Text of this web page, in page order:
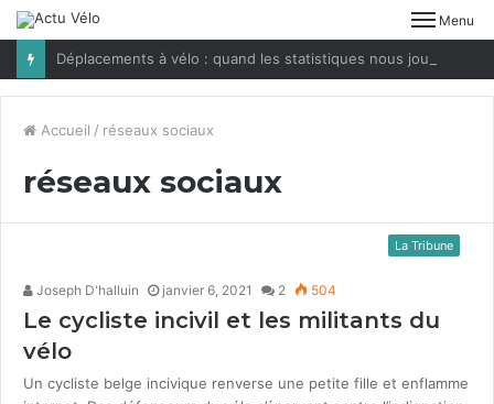
Menu
Accueil / réseaux sociaux
réseaux sociaux
La Tribune
Joseph D'halluin janvier 6, 2021 2 504
Le cycliste incivil et les militants du
vélo
Un cycliste belge incivique ren­verse une petite fille et enflamme